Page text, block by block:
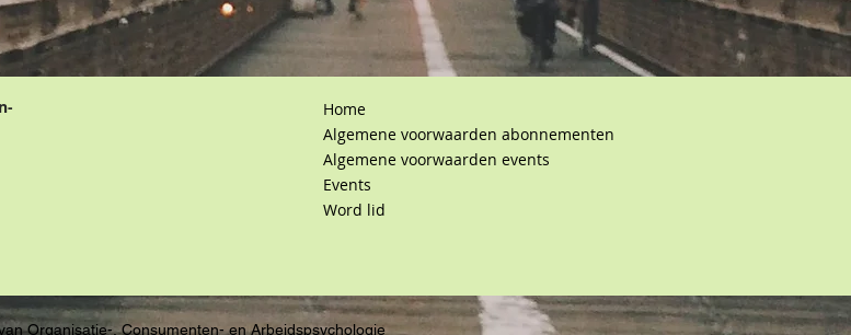
Home
Algemene voorwaarden abonnementen
Algemene voorwaarden events
Events
Word lid
Organisatie-, Consumenten- en Arbeidspsychologie